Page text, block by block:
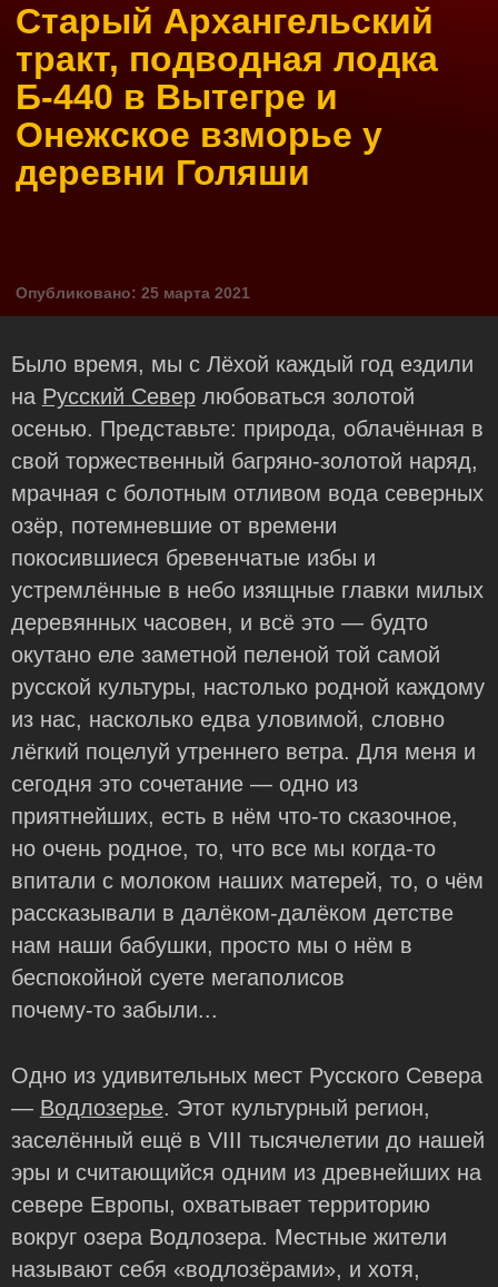
Старый Архангельский
тракт, подводная лодка
Б-440 в Вытегре и
Онежское взморье у
деревни Голяши
Опубликовано: 25 марта 2021
Было время, мы c Лёхой каждый год ездили
на Русский Северлюбоваться золотой
осенью. Представьте: природа, облачённая в
свой торжественный багряно-золотой наряд,
мрачная с болотным отливом вода северных
озёр, потемневшие от времени
покосившиеся бревенчатые избы и
устремлённые в небо изящные главки милых
деревянных часовен, и всё это — будто
окутано еле заметной пеленой той самой
русской культуры, настолько родной каждому
из нас, насколько едва уловимой, словно
лёгкий поцелуй утреннего ветра. Для меня и
сегодня это сочетание — одно из
приятнейших, есть в нём что-тосказочное,
но очень родное, то, что все мы когда-то
впитали с молоком наших матерей, то, о чём
рассказывали в далёком-далёком детстве
нам наши бабушки, просто мы о нём в
беспокойной суете мегаполисов
почему-тозабыли...
Одно из удивительных мест Русского Севера
— Водлозерье. Этот культурный регион,
заселённый ещё в VIII тысячелетии до нашей
эры и считающийся одним из древнейших на
севере Европы, охватывает территорию
вокруг озера Водлозера. Местные жители
называют себя «водлозёрами», и хотя,